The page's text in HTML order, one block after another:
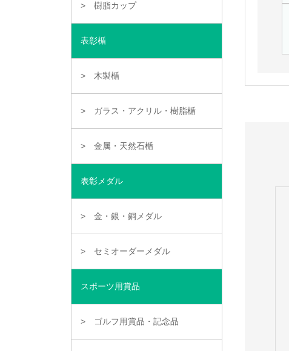
樹脂カップ
表彰楯
木製楯
ガラス・アクリル・樹脂楯
金属・天然石楯
表彰メダル
金・銀・銅メダル
セミオーダーメダル
スポーツ用賞品
ゴルフ用賞品・記念品